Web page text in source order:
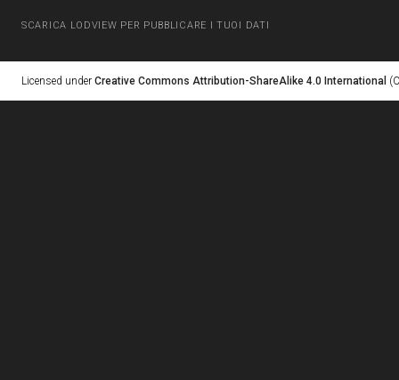
SCARICA LODVIEW PER PUBBLICARE I TUOI DATI
Licensed under Creative Commons Attribution-ShareAlike 4.0 International